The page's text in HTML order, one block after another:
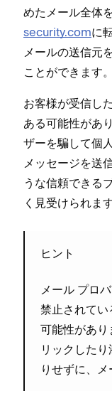
めたメ⁠ール全体
security⁠.comに
メ⁠ールの送信元
ことができます⁠。
お客様が受信し
ある可能性があ
ザ⁠ーを騙して個
メ⁠ッセ⁠ージを送
うな信頼できる
く見受けられます⁠
ヒント
メ⁠ール プロ
禁止されてい
可能性があり
リ⁠ックした
りせずに⁠、メ⁠